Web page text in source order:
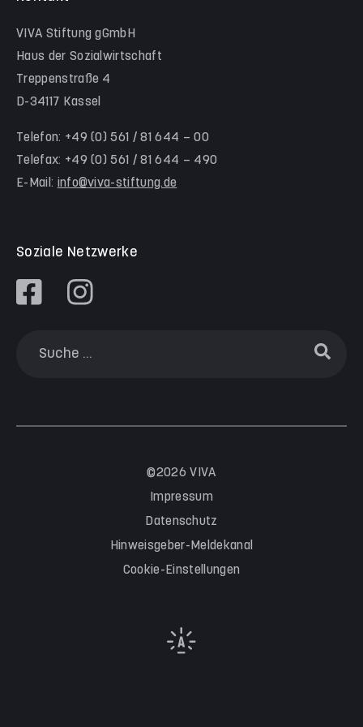
Team Werra-Meißner-Kreis
Waldorfkindergarten Goetheanlage
Familienzentren
Familienzentrum Nordstadt
Familienzentrum Himmelsstürmer
Präventionsangebote an Kitas und Schulen
VIVA Stiftung gGmbH
Haus der Sozialwirtschaft
Treppenstraße 4
D-34117 Kassel
Telefon: +49 (0) 561 / 81 644 – 00
Telefax: +49 (0) 561 / 81 644 – 490
E-Mail: info@viva-stiftung.de
Soziale Netzwerke
©2026 VIVA
Impressum
Datenschutz
Hinweisgeber-Meldekanal
Cookie-Einstellungen